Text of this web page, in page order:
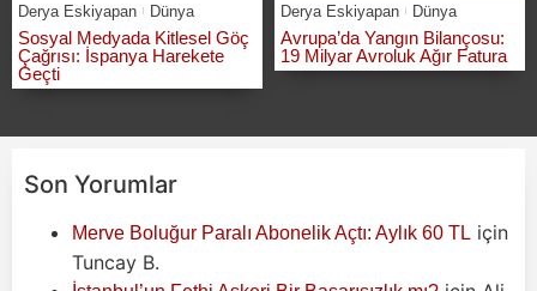
Derya Eskiyapan Dünya
Sosyal Medyada Kitlesel Göç
Çağrısı: İspanya Harekete
Geçti
Derya Eskiyapan Dünya
Avrupa’da Yangın Bilançosu:
19 Milyar Avroluk Ağır Fatura
Son Yorumlar
Merve Boluğur Paralı Abonelik Açtı: Aylık 60 TL için
Tuncay B.